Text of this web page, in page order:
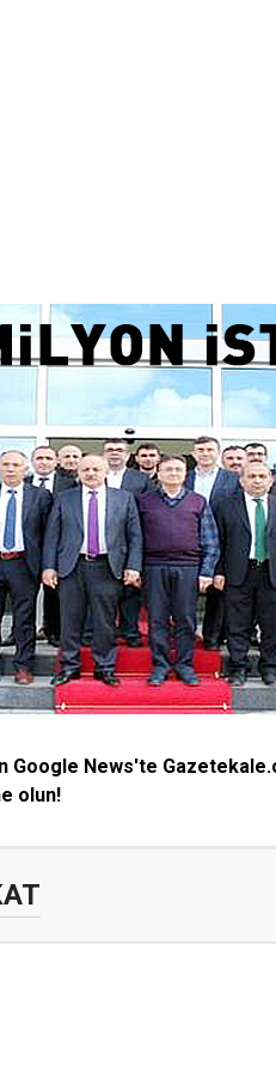
Google News'te
olun!